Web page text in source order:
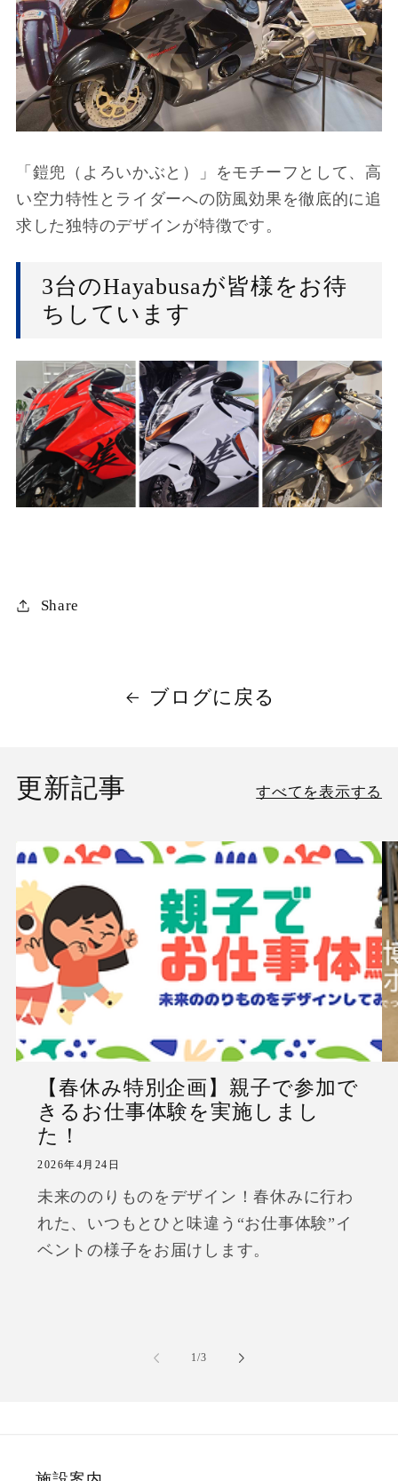
「鎧兜（よろいかぶと）」をモチーフとして、高
い空力特性とライダーへの防風効果を徹底的に追
求した独特のデザインが特徴です。
3台のHayabusaが皆様をお待
ちしています
Share
ブログに戻る
更新記事 すべてを表示する
【春休み特別企画】親子で参加で
きるお仕事体験を実施しまし
た！
2026年4月24日
未来ののりものをデザイン！春休みに行わ
れた、いつもとひと味違う“お仕事体験”イ
ベントの様子をお届けします。
1/の
3